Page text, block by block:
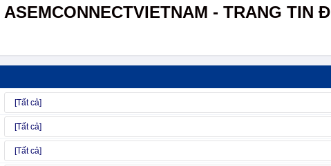
ASEMCONNECTVIETNAM - TRANG TIN